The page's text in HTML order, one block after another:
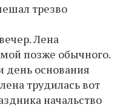
трезво
Лена
позже обычного.
день основания
трудилась вот
начальство